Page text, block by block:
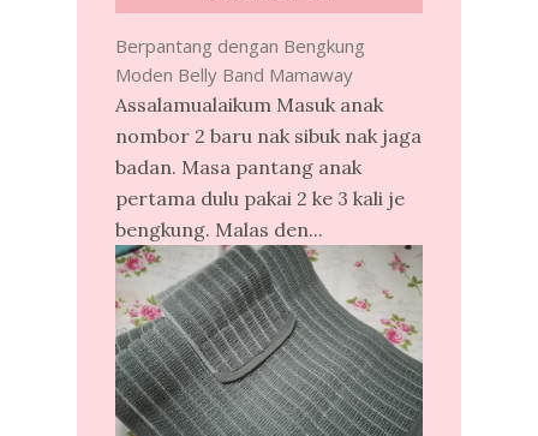
Berpantang dengan Bengkung
Moden Belly Band Mamaway
Assalamualaikum Masuk anak
nombor 2 baru nak sibuk nak jaga
badan. Masa pantang anak
pertama dulu pakai 2 ke 3 kali je
bengkung. Malas den...